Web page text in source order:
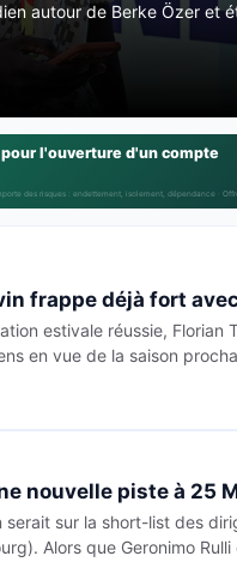
autour de Berke Özer et
l'ouverture d'un compte
des risques : endettement, isolement, dépendance ·
frappe déjà fort
estivale réussie,
en vue de la saison
nouvelle piste à 25
sur la short-list des
Alors que Geronimo